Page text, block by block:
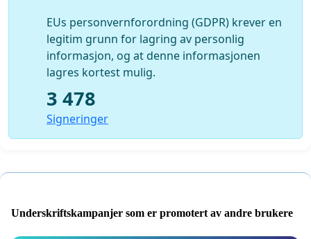
EUs personvernforordning (GDPR) krever en
legitim grunn for lagring av personlig
informasjon, og at denne informasjonen
lagres kortest mulig.
3 478
Signeringer
Underskriftskampanjer som er promotert av andre brukere